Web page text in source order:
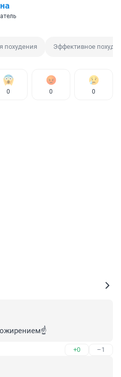
похудения Эффективное
0 0 0
ожирением☝️
+0 –1